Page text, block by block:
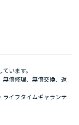
います。
無償修理、無償交換、返
ライフタイムギャランテ